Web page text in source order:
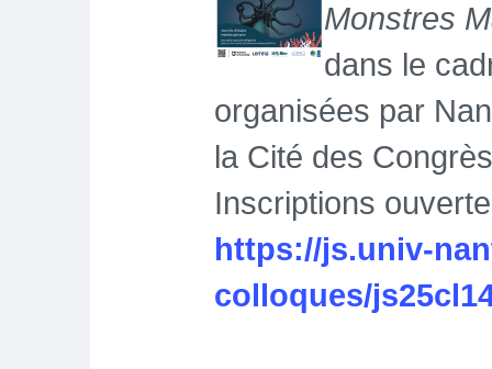
Monstres
dans le
organisées par
la Cité des
Inscriptions
https://js.univ-
colloques/